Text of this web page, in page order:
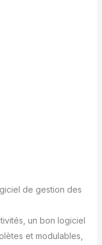
de gestion des
un bon logiciel
et modulables,